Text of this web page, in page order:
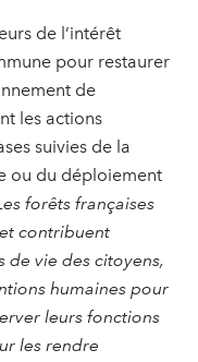
de l’intérêt
pour restaurer
de
les actions
suivies de la
ou du déploiement
forêts françaises
contribuent
vie des citoyens,
humaines pour
leurs fonctions
les rendre